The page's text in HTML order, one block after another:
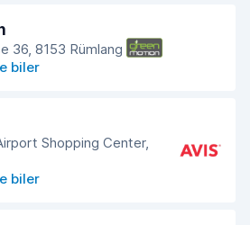
36, 8153 Rümlang
biler
Shopping Center,
biler